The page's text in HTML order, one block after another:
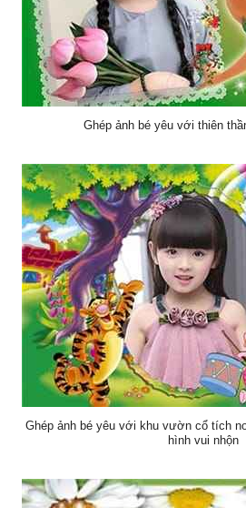
Ghép ảnh bé yêu với thiên
Ghép ảnh bé yêu với khu vườn cổ tích
hình vui nhộn